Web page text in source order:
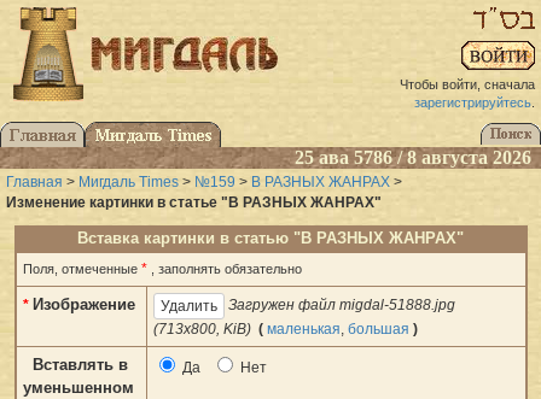
Чтобы войти, сначала
зарегистрируйтесь.
25 ава 5786 / 8 августа 2026
Главная > Мигдаль Times > №159 > В РАЗНЫХ ЖАНРАХ >
Изменение картинки в статье "В РАЗНЫХ ЖАНРАХ"
Вставка картинки в статью "В РАЗНЫХ ЖАНРАХ"
Поля, отмеченные * , заполнять обязательно
* Изображение
Загружен файл migdal-51888.jpg
(713x800, KiB) ( маленькая большая )
Вставлять в
уменьшенном
Да Нет